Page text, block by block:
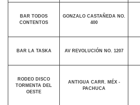
BAR TODOS
CONTENTOS
GONZALO CASTAÑEDA NO.
400
BAR LA TASKA AV REVOLUCIÓN NO. 1207
RODEO DISCO
TORMENTA DEL
OESTE
ANTIGUA CARR. MÉX -
PACHUCA